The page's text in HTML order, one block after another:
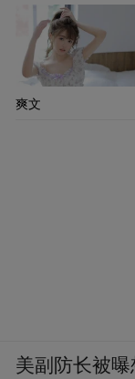
爽文
美副防长被曝